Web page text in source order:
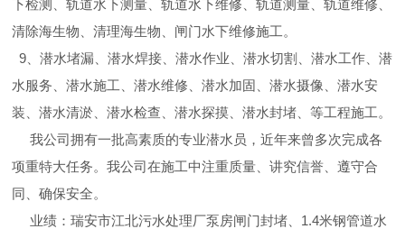
下检测、轨道水下测量、轨道水下维修、轨道测量、轨道维修、
清除海生物、清理海生物、闸门水下维修施工。
9、潜水堵漏、潜水焊接、潜水作业、潜水切割、潜水工作、潜
水服务、潜水施工、潜水维修、潜水加固、潜水摄像、潜水安
装、潜水清淤、潜水检查、潜水探摸、潜水封堵、等工程施工。
我公司拥有一批高素质的专业潜水员，近年来曾多次完成各
项重特大任务。我公司在施工中注重质量、讲究信誉、遵守合
同、确保安全。
业绩：瑞安市江北污水处理厂泵房闸门封堵、1.4米钢管道水